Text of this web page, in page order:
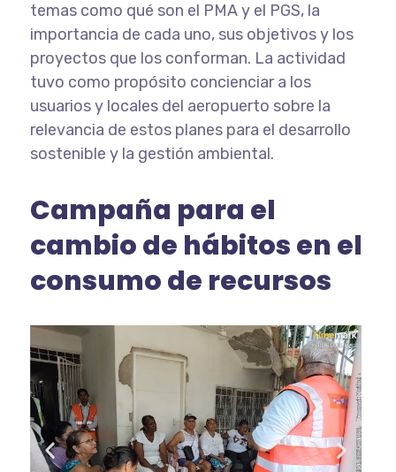
temas como qué son el PMA y el PGS, la
importancia de cada uno, sus objetivos y los
proyectos que los conforman. La actividad
tuvo como propósito concienciar a los
usuarios y locales del aeropuerto sobre la
relevancia de estos planes para el desarrollo
sostenible y la gestión ambiental.
Campaña para el
cambio de hábitos en el
consumo de recursos